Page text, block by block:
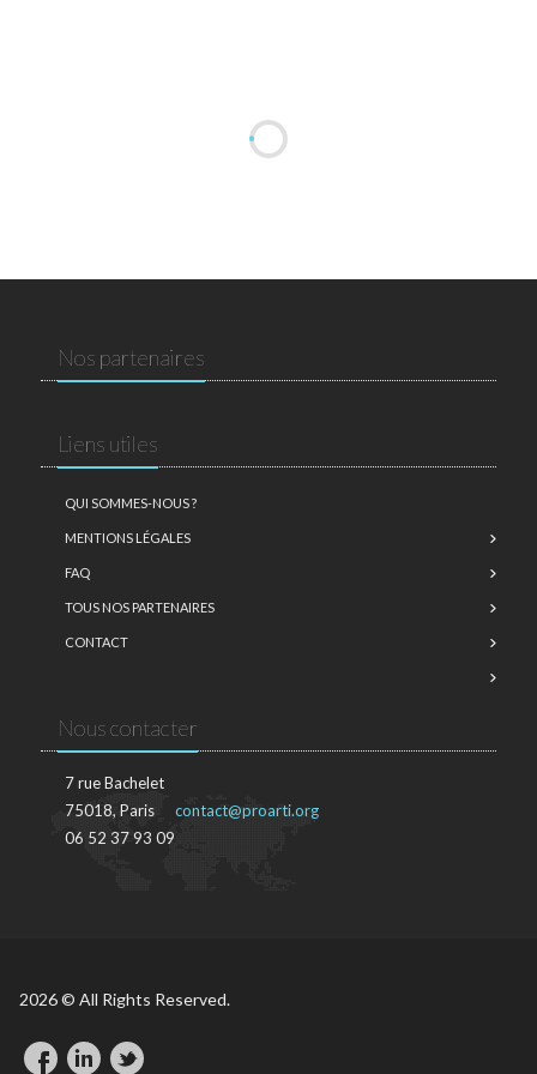
Nos partenaires
Liens utiles
QUI SOMMES-NOUS ?
MENTIONS LÉGALES
FAQ
TOUS NOS PARTENAIRES
CONTACT
Nous contacter
7 rue Bachelet
75018, Paris
06 52 37 93 09
contact@proarti.org
2026 © All Rights Reserved.